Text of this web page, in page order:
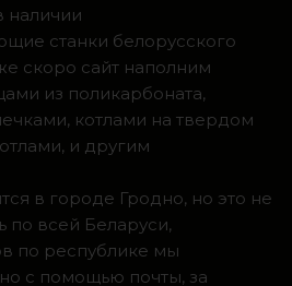
наличии
станки белорусского
скоро сайт наполним
из поликарбоната,
котлами на твердом
и другим
в городе Гродно, но это не
по всей Беларуси,
по республике мы
с помощью почты, за